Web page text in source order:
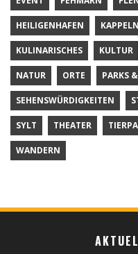
HEILIGENHAFEN KAPPELN
KULINARISCHES KULTUR
NATUR ORTE PARKS
SEHENSWÜRDIGKEITEN
SYLT THEATER
WANDERN